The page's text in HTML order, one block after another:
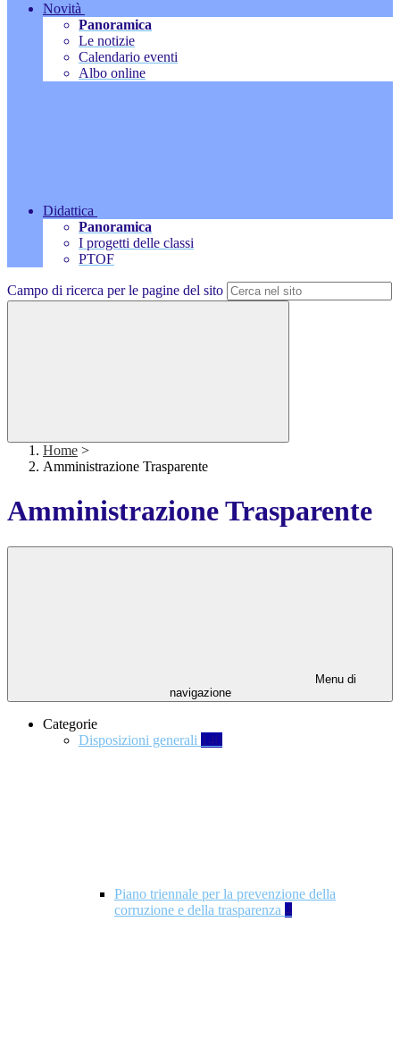
Novità
Panoramica
Le notizie
Calendario eventi
Albo online
Didattica
Panoramica
I progetti delle classi
PTOF
Campo di ricerca per le pagine del sito
Home >
Amministrazione Trasparente
Amministrazione Trasparente
Menu di
navigazione
Categorie
Disposizioni generali 140
Piano triennale per la prevenzione della
corruzione e della trasparenza 4